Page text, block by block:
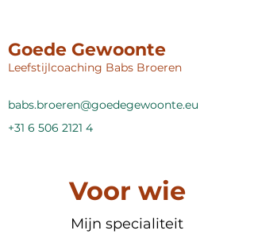
Goede Gewoonte
Leefstijlcoaching Babs Broeren
babs.broeren@goedegewoonte.eu
+31 6 506 2121 4
Voor wie
Mijn specialiteit